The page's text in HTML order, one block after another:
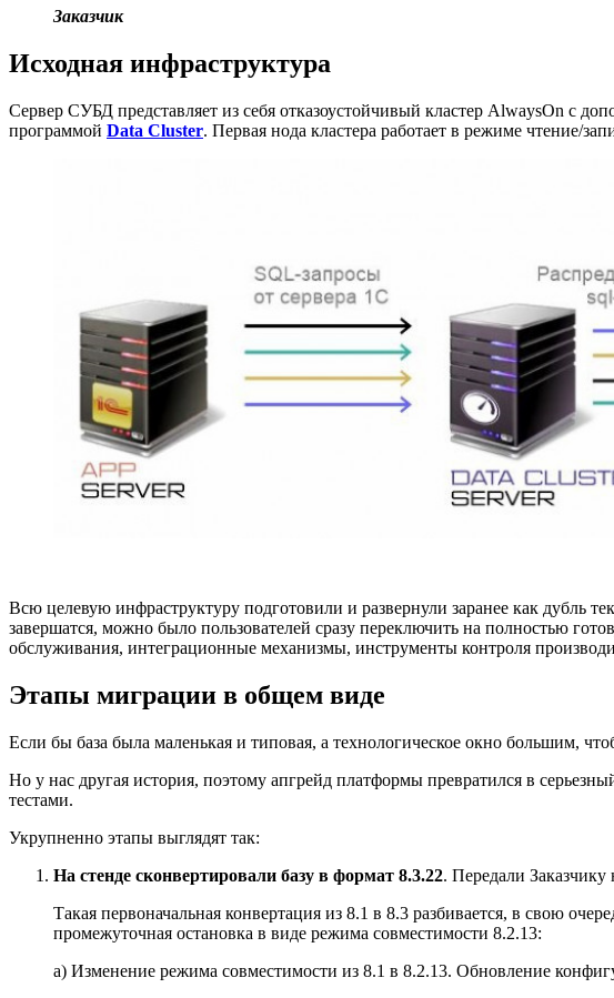
Заказчик
Исходная инфраструктура
Сервер СУБД представляет из себя отказоустойчивый кластер AlwaysOn с
программой Data Cluster. Первая нода кластера работает в режиме чтение/
Всю целевую инфраструктуру подготовили и развернули заранее как дубль
завершатся, можно было пользователей сразу переключить на полностью
обслуживания, интеграционные механизмы, инструменты контроля
Этапы миграции в общем виде
Если бы база была маленькая и типовая, а технологическое окно большим,
Но у нас другая история, поэтому апгрейд платформы превратился в
тестами.
Укрупненно этапы выглядят так:
На стенде сконвертировали базу в формат 8.3.22. Передали
Такая первоначальная конвертация из 8.1 в 8.3 разбивается, в свою
промежуточная остановка в виде режима совместимости 8.2.13:
а) Изменение режима совместимости из 8.1 в 8.2.13. Обновление